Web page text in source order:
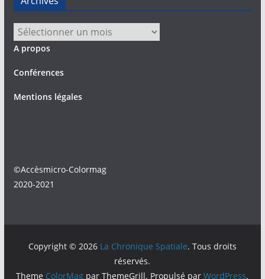
Archives
A propos
Conférences
Mentions légales
©Accèsmicro-Colormag
2020-2021
Copyright © 2026 La Chronique Spatiale. Tous droits
réservés.
Theme ColorMag par ThemeGrill. Propulsé parWordPress.